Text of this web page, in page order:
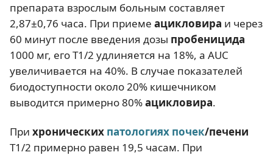
препарата взрослым больным составляет
2,87±0,76 часа. При приеме ацикловира и через
60 минут после введения дозы пробеницида
1000 мг, его Т1/2 удлиняется на 18%, а AUC
увеличивается на 40%. В случае показателей
биодоступности около 20% кишечником
выводится примерно 80%ацикловира.
При хронических патологиях почек/печени
Т1/2 примерно равен 19,5 часам. При